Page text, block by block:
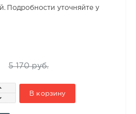
Подробности уточняйте у
5 170 руб.
В корзину